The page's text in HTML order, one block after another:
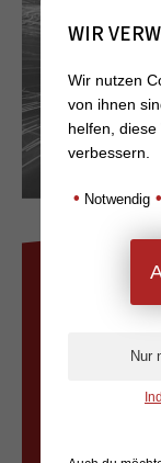
WIR
Wir nutzen
von ihnen
helfen,
verbessern.
• Notwendig •